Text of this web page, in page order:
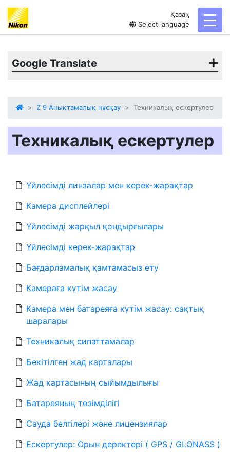
Қазақ
Select language
Google Translate
Z 9 Анықтамалық нұсқау Техникалық ескертулер
Техникалық ескертулер
Үйлесімді линзалар мен керек-жарақтар
Камера дисплейлері
Үйлесімді жарқыл қондырғылары
Үйлесімді керек-жарақтар
Бағдарламалық қамтамасыз ету
Камераға күтім жасау
Камера мен батареяға күтім жасау: сақтық
шаралары
Техникалық сипаттамалар
Бекітілген жад карталары
Жад картасының сыйымдылығы
Батареяның төзімділігі
Сауда белгілері және лицензиялар
Ескертулер: Орын деректері ( GPS / GLONASS )